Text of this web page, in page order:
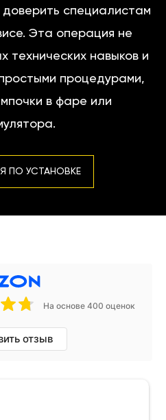
специалистам
Эта операция не
технических навыков и
процедурами,
в фаре или
ПО УСТАНОВКЕ
На основе 400 оценок
отзыв